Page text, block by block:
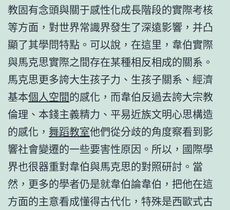
教固有念頭與關于感性化成長階段的實際考核
等方面，對世界常識界發生了深遠影響，并凸
顯了其學問特點。可以說，在這里，韋伯實際
與馬克思實際之間存在某種相反相成的關系。
馬克思更多誇大生孩子力、生孩子關系、經濟
基本個人空間的感化，而韋伯反過去誇大宗教
倫理、本錢主義精力、平易近族文明心思構造
的感化， 舞蹈教室他們從分歧的角度察看到影
響社會變遷的一些要害性原因。所以，國際學
界也很器重對韋伯與馬克思的對照研討。當
然，更多的學者仍是就韋伯論韋伯，把他在這
方面的主意看成懂得古代化，特殊是西歐式古